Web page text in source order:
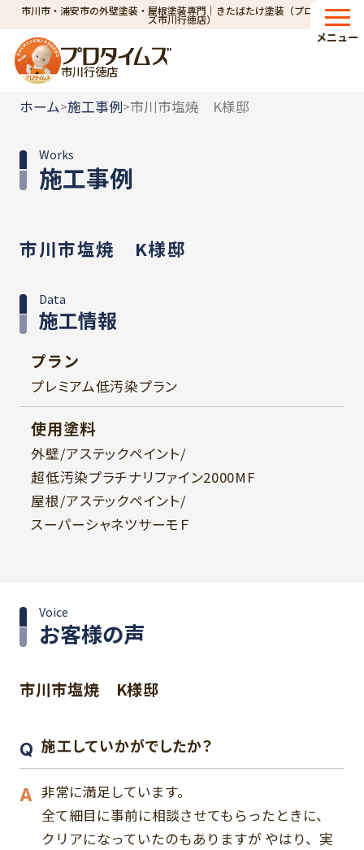
市川市・浦安市の外壁塗装・屋根塗装専門｜きたばたけ塗装（プロタイム
ズ市川行徳店）
市川行徳店
メニュー
ホーム>施工事例>市川市塩焼 K様邸
施工事例
Works
市川市塩焼 K様邸
施工情報
Data
プラン
プレミアム低汚染プラン
使用塗料
外壁/アステックペイント/
超低汚染プラチナリファイン2000MF
屋根/アステックペイント/
スーパーシャネツサーモＦ
お客様の声
Voice
市川市塩焼 K様邸
施工していかがでしたか？
非常に満足しています。
全て細目に事前に相談させてもらったときに、
クリアになっていたのもありますが やはり、実